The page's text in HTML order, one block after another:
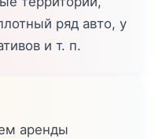
ряд авто, у
и т. п.
аренды